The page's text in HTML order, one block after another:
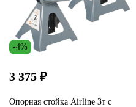
-4%
3 375 ₽
Опорная стойка Airline 3т с